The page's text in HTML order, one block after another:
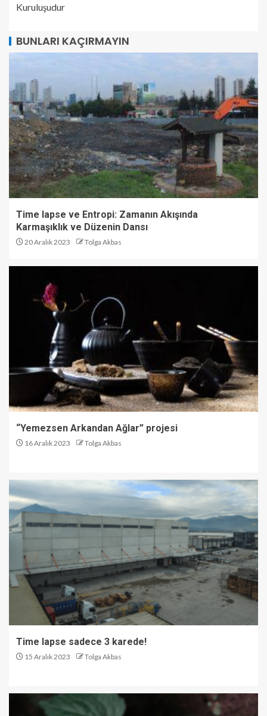
Kuruluşudur
BUNLARI KAÇIRMAYIN
Time lapse ve Entropi: Zamanın Akışında
Karmaşıklık ve Düzenin Dansı
20 Aralık 2023 Tolga Akbas
“Yemezsen Arkandan Ağlar” projesi
16 Aralık 2023 Tolga Akbas
Time lapse sadece 3 karede!
15 Aralık 2023 Tolga Akbas